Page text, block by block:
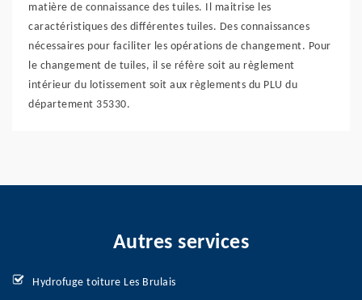
matière de connaissance des tuiles. Il maitrise les
caractéristiques des différentes tuiles. Des connaissances
nécessaires pour faciliter les opérations de changement. Pour
le changement de tuiles, il se réfère soit au règlement
intérieur du lotissement soit aux règlements du PLU du
département 35330.
Autres services
Hydrofuge toiture Les Brulais